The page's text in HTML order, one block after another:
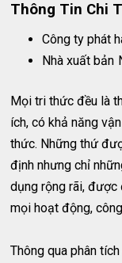
Thông Tin Chi
Công ty phát
Nhà xuất bản
Mọi tri thức đều là
ích, có khả năng
thức. Những thứ
định nhưng chỉ
dụng rộng rãi,
mọi hoạt động,
Thông qua phân